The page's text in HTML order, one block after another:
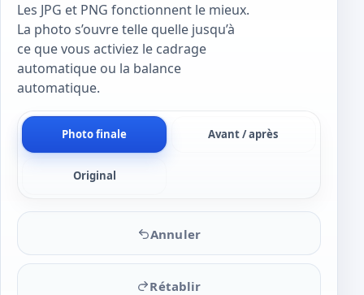
Les JPG et PNG fonctionnent le mieux.
La photo s’ouvre telle quelle jusqu’à
ce que vous activiez le cadrage
automatique ou la balance
automatique.
Photo finale Avant / après
Original
Annuler
Rétablir